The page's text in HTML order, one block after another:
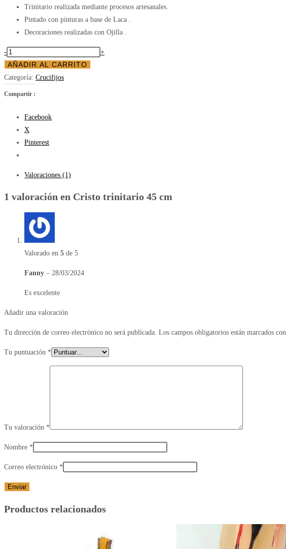
Trinitario realizada mediante procesos artesanales.
Pintado con pinturas a base de Laca .
Decoraciones realizadas con Ojilla .
Cristo
trinitario
45
- +
AÑADIR AL CARRITO
Categoría: Crucifijos
Compartir :
Facebook
X
Pinterest
Valoraciones (1)
1 valoración en Cristo trinitario 45 cm
Valorado en 5 de 5
Fanny – 28/03/2024
Es excelente
Añadir una valoración
Tu dirección de correo electrónico no será publicada. Los campos obligatorios están marcados con
Tu puntuación *
Tu valoración *
Nombre *
Correo electrónico *
Productos relacionados